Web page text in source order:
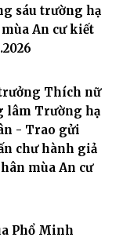
sáu trường hạ
An cư kiết
Thích nữ
lâm Trường hạ
- Trao gửi
chư hành giả
mùa An cư
Phổ Minh